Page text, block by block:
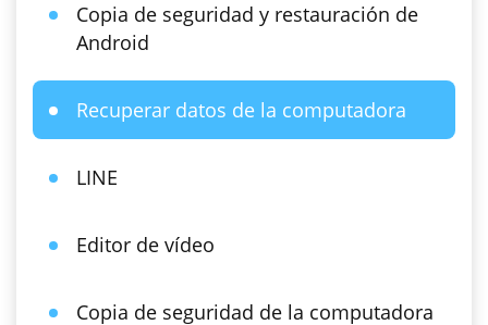
Copia de seguridad y restauración de
Android
Recuperar datos de la computadora
LINE
Editor de vídeo
Copia de seguridad de la computadora